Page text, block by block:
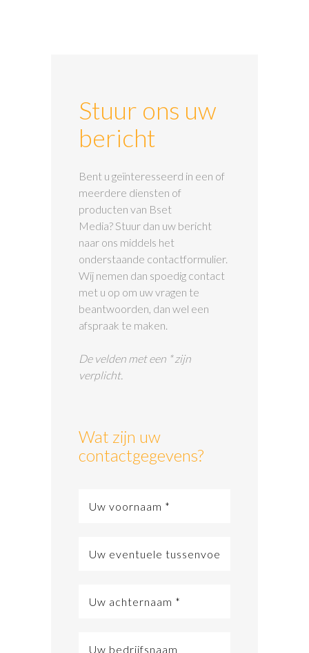
Stuur ons uw
bericht
Bent u geïnteresseerd in een of
meerdere diensten of
producten van Bset
Media? Stuur dan uw bericht
naar ons middels het
onderstaande contactformulier.
Wij nemen dan spoedig contact
met u op om uw vragen te
beantwoorden, dan wel een
afspraak te maken.
De velden met een * zijn
verplicht.
Wat zijn uw
contactgegevens?